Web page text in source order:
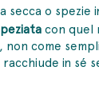
o spezie
con quel
come
racchiude in